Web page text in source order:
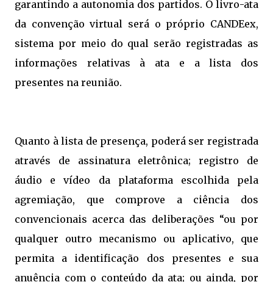
garantindo a autonomia dos partidos. O livro-ata
da convenção virtual será o próprio CANDEex,
sistema por meio do qual serão registradas as
informações relativas à ata e a lista dos
presentes na reunião.
Quanto à lista de presença, poderá ser registrada
através de assinatura eletrônica; registro de
áudio e vídeo da plataforma escolhida pela
agremiação, que comprove a ciência dos
convencionais acerca das deliberações “ou por
qualquer outro mecanismo ou aplicativo, que
permita a identificação dos presentes e sua
anuência com o conteúdo da ata; ou ainda, por